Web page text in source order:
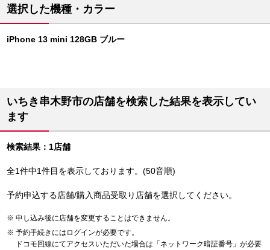
選択した機種・カラー
iPhone 13 mini 128GB ブルー
いちき串木野市の店舗を検索した結果を表示してい
ます
検索結果：1店舗
全1件中1件目を表示しております。(50音順)
予約申込する店舗/購入商品受取り店舗を選択してください。
申し込み後に店舗を変更することはできません。
予約手続きにはログインが必要です。
ドコモ回線にてアクセスいただいた場合は「ネットワーク暗証番号」が必要